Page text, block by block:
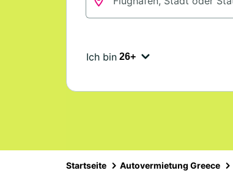
Ich bin
Startseite Autovermietung Greece